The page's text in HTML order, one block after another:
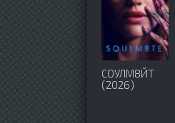
СОУЛМ8ЙТ
(2026)